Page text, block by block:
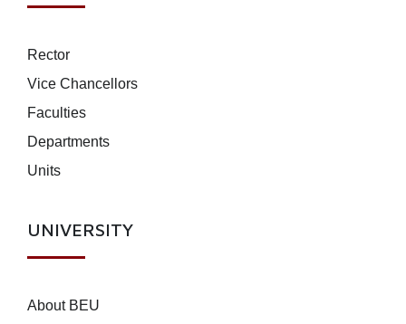
Rector
Vice Chancellors
Faculties
Departments
Units
UNIVERSITY
About BEU